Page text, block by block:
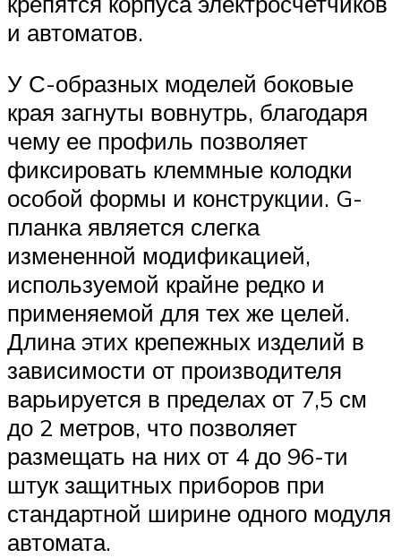
и автоматов.
У С-образных моделей боковые
края загнуты вовнутрь, благодаря
чему ее профиль позволяет
фиксировать клеммные колодки
особой формы и конструкции. G-
планка является слегка
измененной модификацией,
используемой крайне редко и
применяемой для тех же целей.
Длина этих крепежных изделий в
зависимости от производителя
варьируется в пределах от 7,5 см
до 2 метров, что позволяет
размещать на них от 4 до 96-ти
штук защитных приборов при
стандартной ширине одного модуля
автомата.